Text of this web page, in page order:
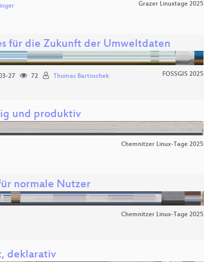
Grazer Linuxtage 2025
für die Zukunft der Umweltdaten
27 72 Thomas Bartoschek FOSSGIS 2025
und produktiv
Chemnitzer Linux-Tage 2025
normale Nutzer
Chemnitzer Linux-Tage 2025
deklarativ